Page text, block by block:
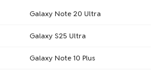
Galaxy Note 20 Ultra
Galaxy S25 Ultra
Galaxy Note 10 Plus